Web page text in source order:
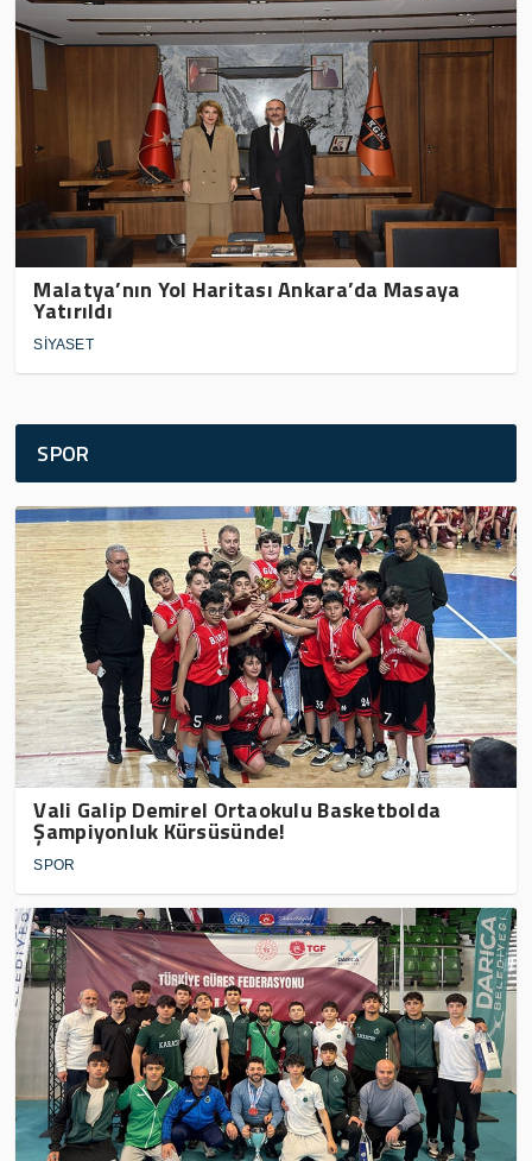
Malatya’nın Yol Haritası Ankara’da Masaya
Yatırıldı
SİYASET
SPOR
Vali Galip Demirel Ortaokulu Basketbolda
Şampiyonluk Kürsüsünde!
SPOR